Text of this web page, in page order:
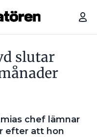
slutar
chef lämnar
efter att hon